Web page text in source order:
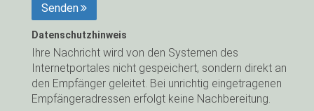
Senden
Datenschutzhinweis
Ihre Nachricht wird von den Systemen des
Internetportales nicht gespeichert, sondern direkt an
den Empfänger geleitet. Bei unrichtig eingetragenen
Empfängeradressen erfolgt keine Nachbereitung.